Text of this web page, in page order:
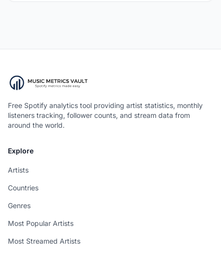
Free Spotify analytics tool providing artist statistics, monthly
listeners tracking, follower counts, and stream data from
around the world.
Explore
Artists
Countries
Genres
Most Popular Artists
Most Streamed Artists